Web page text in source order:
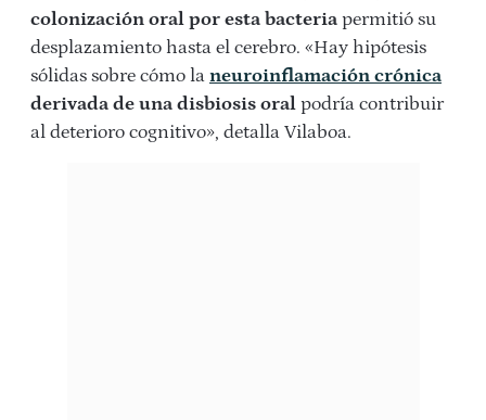
colonización oral por esta bacteria permitió su
desplazamiento hasta el cerebro. «Hay hipótesis
sólidas sobre cómo la neuroinflamación crónica
derivada de una disbiosis oral podría contribuir
al deterioro cognitivo», detalla Vilaboa.